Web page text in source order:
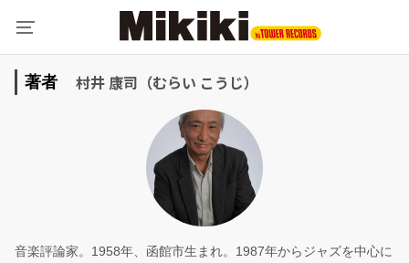
著者 村井 康司（むらい こうじ）
音楽評論家。1958年、函館市生まれ。1987年からジャズを中心に